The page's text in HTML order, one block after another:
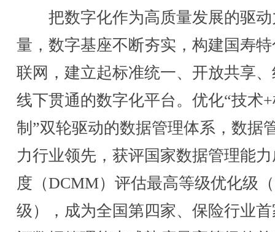
把数字化作为高质量发展的驱动
量，数字基座不断夯实，构建国寿
联网，建立起标准统一、开放共享
线下贯通的数字化平台。优化“技术
制”双轮驱动的数据管理体系，数据
力行业领先，获评国家数据管理能
度（DCMM）评估最高等级优化级
级），成为全国第四家、保险行业